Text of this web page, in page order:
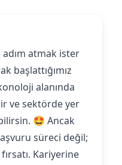
atmak ister
başlattığımız
alanında
ve sektörde yer
🤩 Ancak
süreci değil;
Kariyerine